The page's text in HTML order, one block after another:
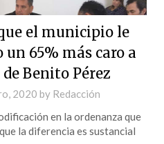
el municipio le
65% más caro a
Benito Pérez
2020 by Redacción
en la ordenanza que
la diferencia es sustancial